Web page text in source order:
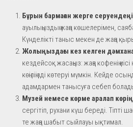
Бұрын бармаған жерге
ауылыңыздың жаңа көшелерімен,
Күнделікті таныс мекен де жаңа
Жолыңыздағы кез келген
кездейсоқ жасаңыз: жаңа кофенің
көңіліңізді көтеруі мүмкін. Кейде
адамдармен танысуға себеп
Музей немесе көрме аралап
сергітіп, рухани күш береді. Тіпті
те жаңа шабыт сыйлауы ықтимал.